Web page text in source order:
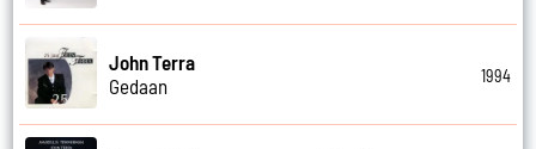
John Terra
Gedaan
1994